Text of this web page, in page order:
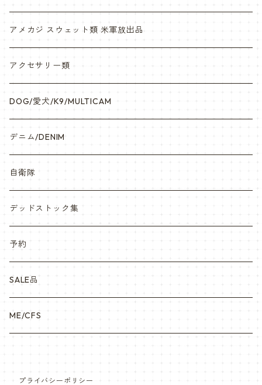
アメカジ スウェット類 米軍放出品
アクセサリー類
DOG/愛犬/K9/MULTICAM
デニム/DENIM
自衛隊
デッドストック集
予約
SALE品
ME/CFS
プライバシーポリシー